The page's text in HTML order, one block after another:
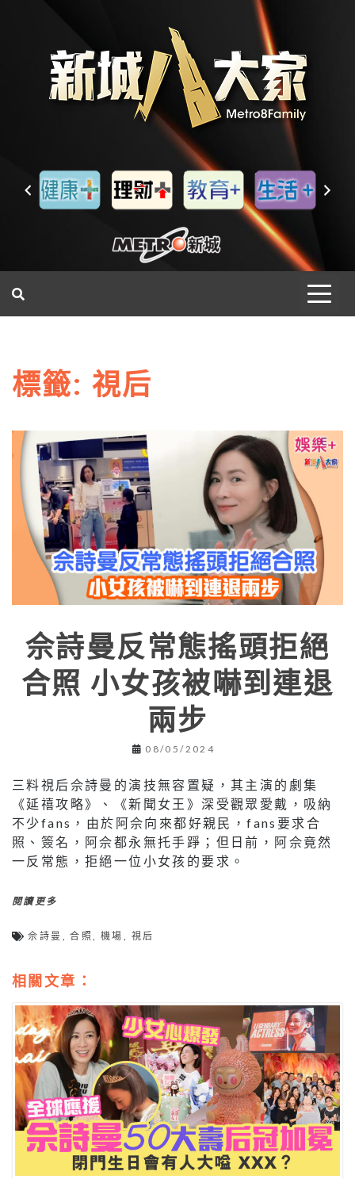
標籤: 視后
佘詩曼反常態搖頭拒絕
合照 小女孩被嚇到連退
兩步
08/05/2024
三料視后佘詩曼的演技無容置疑，其主演的劇集
《延禧攻略》、《新聞女王》深受觀眾愛戴，吸納
不少fans，由於阿佘向來都好親民，fans要求合
照、簽名，阿佘都永無托手踭；但日前，阿佘竟然
一反常態，拒絕一位小女孩的要求。
閱讀更多
佘詩曼 ,合照 ,機場 視后
相關文章：